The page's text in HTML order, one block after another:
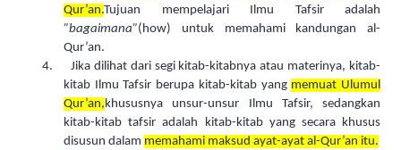
Qur’an.Tujuan mempelajari Ilmu Tafsir adalah
”bagaimana”(how) untuk memahami kandungan al-
Qur’an.
4.
Jika dilihat dari segi kitab-kitabnya atau materinya, kitab-
kitab Ilmu Tafsir berupa kitab-kitab yang memuat Ulumul
Qur’an,khususnya unsur-unsur Ilmu Tafsir, sedangkan
kitab-kitab tafsir adalah kitab-kitab yang secara khusus
disusun dalam memahami maksud ayat-ayat al-Qur’an itu.